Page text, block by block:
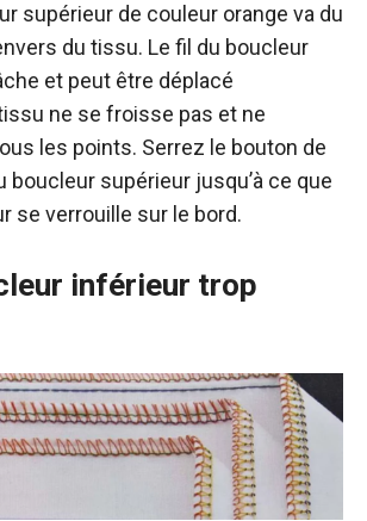
supérieur de couleur orange va du
du tissu. Le fil du boucleur
et peut être déplacé
ne se froisse pas et ne
les points. Serrez le bouton de
boucleur supérieur jusqu’à ce que
se verrouille sur le bord.
inférieur trop